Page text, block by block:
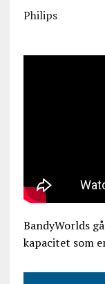
Philips
BandyWorlds
kapacitet som